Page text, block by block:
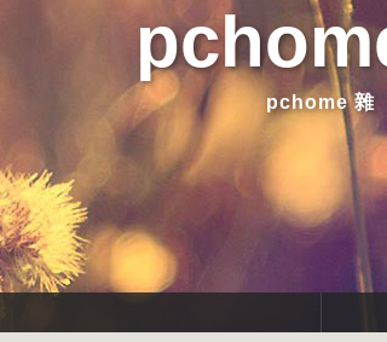
pchome 雜